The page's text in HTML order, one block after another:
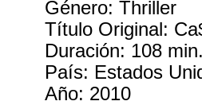
Género: Thriller
Título Original:
Duración: 108 min.
País: Estados
Año: 2010